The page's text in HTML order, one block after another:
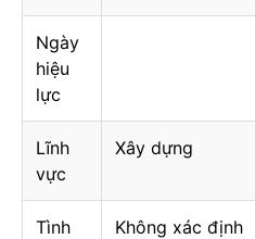
Ngày
hiệu
lực
Lĩnh
vực
Xây dựng
Tình
Không xác định